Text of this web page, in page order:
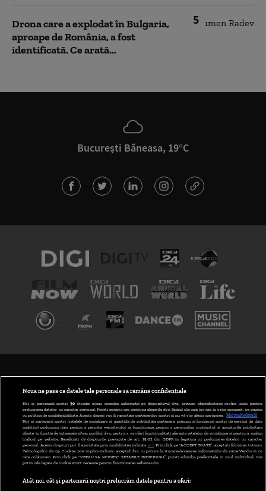
5
Drona care a explodat în Bulgaria,
aproape de România, a fost
identificată. Ce arată...
București Băneasa, 19°C
ABONARE DIGI TV
GESTIONAȚI PREFERINȚELE
CODUL DIGI24
CAMERE WEB
CONTACT/INFO
Nouă ne pasă ca datele tale personale să rămână confidențiale
Noi și partenerii noștri 30stocăm și/sau accesăm informații pe dispozitivul dvs., precum identificatorii cookie unici pentru
prelucrarea datelor cu caracter personal. Puteți accepta sau gestiona alegerile dvs. făcând clic mai jos sau în orice moment, pe pagina
cu politica de confidențialitate. Aceste alegeri vor fi raportate partenerilor noștri și nu vă vor afecta navigarea.
Mai multe detalii
Noi si partenerii nostri (retelele de socializare si agentiile de publicitate partenere, precum si furnizorii nostri de servicii de date
analitice) prelucram date pentru a permite website-ului sa functioneze, pentru a personaliza continutul si anunturile publicitare
afisate in functie de interesele si/sau profilul dvs., pentru a va oferi functionalitati aferente retelelor de socializare si pentru a analiza
traficul pe website. Beneficiati de drepturile prevazute de art. 15-22 din GDPR in legatura cu prelucrarea datelor cu caracter
personal. Aceste drepturi pot fi exercitate prin modalitatea indicata aici. Prin click pe “ACCEPT TOATE”, acceptati folosirea tuturor
Tehnologiilor de tip Cookie, care implica inclusiv acceptul dvs. cu privire la stocarea/accesarea informatiilor de catre Vendor-ii cu
care colaboram. Prin click pe “VREAU SA MODIFIC SETARILE INDIVIDUAL” puteti schimba preferintele in mod individual, mai
putin cele legate de cookie strict necesare pentru functionarea website-ului.
Atât noi, cât și partenerii noștri prelucrăm datele pentru a oferi: